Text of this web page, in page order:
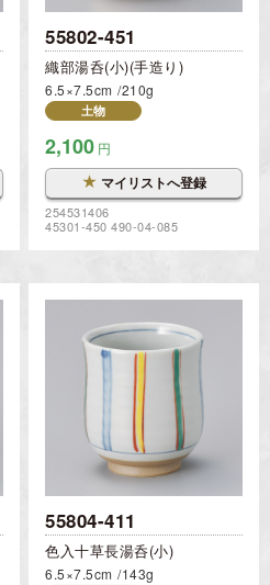
55802-451
織部湯呑(小)(手造り)
6.5×7.5cm 210g
土物
2,100 円
★ マイリストへ登録
254531406
45301-450 490-04-085
55804-411
色入十草長湯呑(小)
6.5×7.5cm 143g